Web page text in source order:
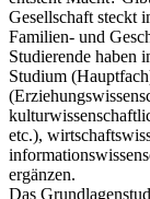
Gesellschaft steckt
Familien- und
Studierende haben
Studium
etc.),
ergänzen.
Das